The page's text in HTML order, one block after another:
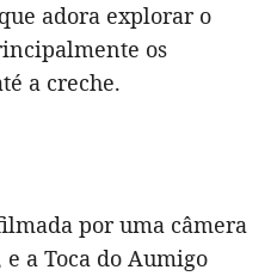
adora explorar o
os
a creche.
por uma câmera
a Toca do Aumigo